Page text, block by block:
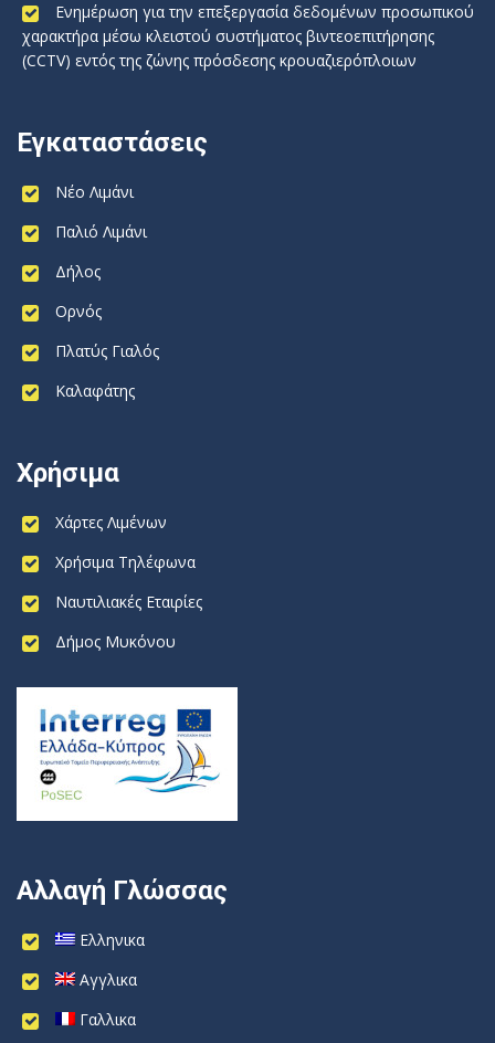
Ενημέρωση για την επεξεργασία δεδομένων προσωπικού
χαρακτήρα μέσω κλειστού συστήματος βιντεοεπιτήρησης
(CCTV) εντός της ζώνης πρόσδεσης κρουαζιερόπλοιων
Εγκαταστάσεις
Νέο Λιμάνι
Παλιό Λιμάνι
Δήλος
Ορνός
Πλατύς Γιαλός
Καλαφάτης
Χρήσιμα
Χάρτες Λιμένων
Χρήσιμα Τηλέφωνα
Ναυτιλιακές Εταιρίες
Δήμος Μυκόνου
Αλλαγή Γλώσσας
Ελληνικα
Αγγλικα
Γαλλικα